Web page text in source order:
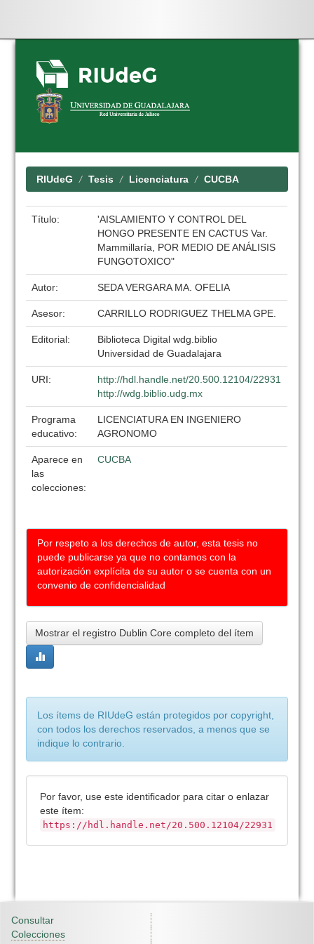
Skip
navigation
RIUdeG Tesis Licenciatura CUCBA
Título:
'AISLAMIENTO Y CONTROL DEL
HONGO PRESENTE EN CACTUS Var.
Mammillaría, POR MEDIO DE ANÁLISIS
FUNGOTOXICO"
Autor: SEDA VERGARA MA. OFELIA
Asesor: CARRILLO RODRIGUEZ THELMA GPE.
Editorial:
Biblioteca Digital wdg.biblio
Universidad de Guadalajara
URI:
http://hdl.handle.net/20.500.12104/22931
http://wdg.biblio.udg.mx
Programa
educativo:
LICENCIATURA EN INGENIERO
AGRONOMO
Aparece en
las
colecciones:
CUCBA
Por respeto a los derechos de autor, esta tesis no
puede publicarse ya que no contamos con la
autorización explícita de su autor o se cuenta con un
convenio de confidencialidad
Mostrar el registro Dublin Core completo del ítem
Los ítems de RIUdeG están protegidos por copyright,
con todos los derechos reservados, a menos que se
indique lo contrario.
Por favor, use este identificador para citar o enlazar
este ítem:
https://hdl.handle.net/20.500.12104/22931
Consultar
Colecciones